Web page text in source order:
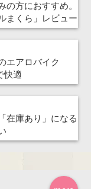
の方におすすめ。
まくら」レビュー
エアロバイク
快適
在庫あり」になる